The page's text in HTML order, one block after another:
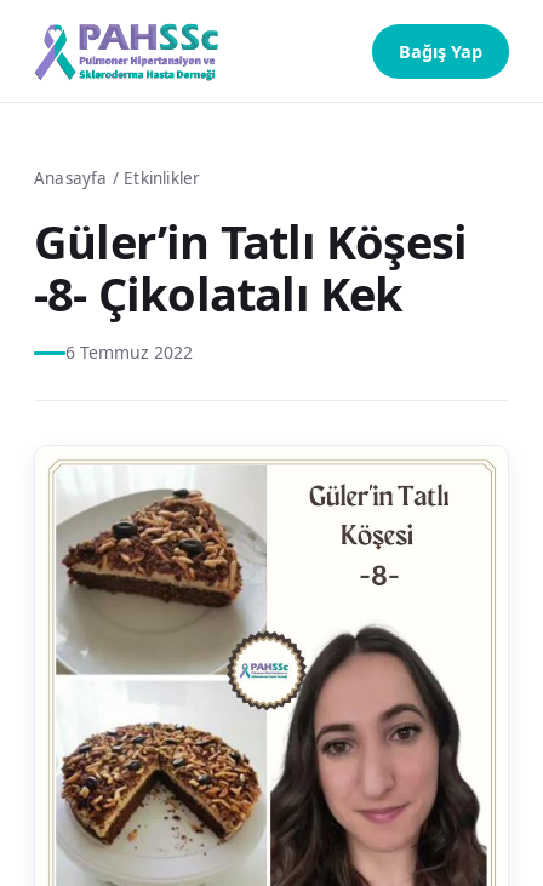
Bağış Yap
Anasayfa / Etkinlikler
Güler’in Tatlı Köşesi
-8- Çikolatalı Kek
6 Temmuz 2022